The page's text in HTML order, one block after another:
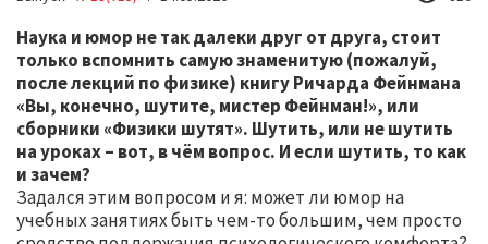
Наука и юмор не так далеки друг от друга, стоит
только вспомнить самую знаменитую (пожалуй,
после лекций по физике) книгу Ричарда Фейнмана
«Вы, конечно, шутите, мистер Фейнман!», или
сборники «Физики шутят». Шутить, или не шутить
на уроках – вот, в чём вопрос. И если шутить, то как
и зачем?
Задался этим вопросом и я: может ли юмор на
учебных занятиях быть чем-то большим, чем просто